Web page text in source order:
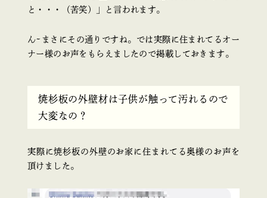
と・・・（苦笑）」と言われます。
ん~まさにその通りですね。では実際に住まれてるオー
ナー様のお声をもらえましたので掲載しておきます。
焼杉板の外壁材は子供が触って汚れるので
大変なの？
実際に焼杉板の外壁のお家に住まれてる奥様のお声を
頂けました。